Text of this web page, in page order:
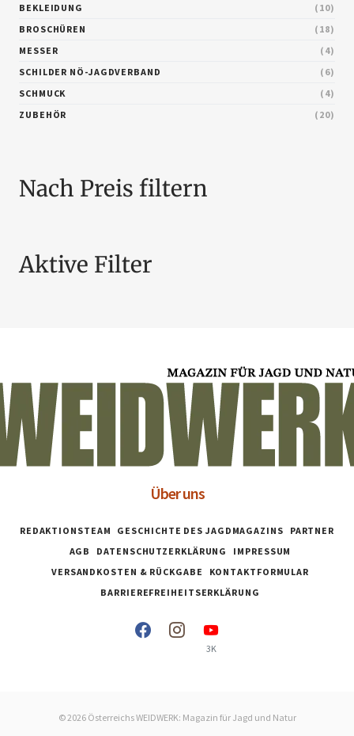
BEKLEIDUNG
10
BROSCHÜREN
18
MESSER
4
SCHILDER NÖ-JAGDVERBAND
6
SCHMUCK
4
ZUBEHÖR
20
Nach Preis filtern
Aktive Filter
Über uns
REDAKTIONSTEAM GESCHICHTE DES JAGDMAGAZINS
PARTNER
AGB
DATENSCHUTZERKLÄRUNG
IMPRESSUM
VERSANDKOSTEN & RÜCKGABE
KONTAKTFORMULAR
BARRIEREFREIHEITSERKLÄRUNG
3K
© 2026 Österreichs WEIDWERK: Magazin für Jagd und Natur